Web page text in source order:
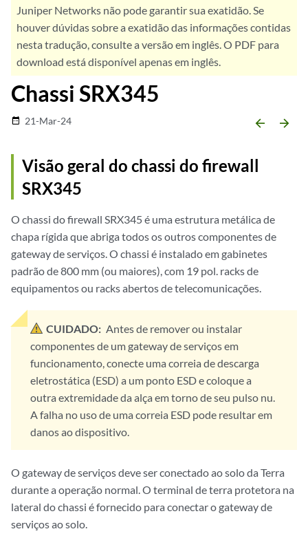
Juniper Networks não pode garantir sua exatidão. Se
houver dúvidas sobre a exatidão das informações contidas
nesta tradução, consulte a versão em inglês. O PDF para
download está disponível apenas em inglês.
Chassi SRX345
date_range 21-Mar-24 arrow_backward arrow_forward
Visão geral do chassi do firewall
SRX345
O chassi do firewall SRX345 é uma estrutura metálica de
chapa rígida que abriga todos os outros componentes de
gateway de serviços. O chassi é instalado em gabinetes
padrão de 800 mm (ou maiores), com 19 pol. racks de
equipamentos ou racks abertos de telecomunicações.
CUIDADO: Antes de remover ou instalar
componentes de um gateway de serviços em
funcionamento, conecte uma correia de descarga
eletrostática (ESD) a um ponto ESD e coloque a
outra extremidade da alça em torno de seu pulso nu.
A falha no uso de uma correia ESD pode resultar em
danos ao dispositivo.
O gateway de serviços deve ser conectado ao solo da Terra
durante a operação normal. O terminal de terra protetora na
lateral do chassi é fornecido para conectar o gateway de
serviços ao solo.